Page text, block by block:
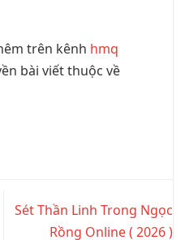
trên kênh hmq
bài viết thuộc về
Sét Thần Linh Trong Ngọc
Rồng Online ( 2026 )